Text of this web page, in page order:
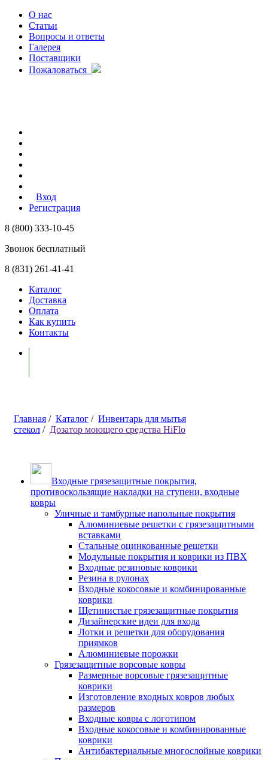
О нас
Статьи
Вопросы и ответы
Галерея
Поставщики
Пожаловаться
Вход
Регистрация
8 (800) 333-10-45
Звонок бесплатный
8 (831) 261-41-41
Каталог
Доставка
Оплата
Как купить
Контакты
Главная / Каталог / Инвентарь для мытья
стекол / Дозатор моющего средства HiFlo
Входные грязезащитные покрытия,
противоскользящие накладки на ступени, входные
ковры
Уличные и тамбурные напольные покрытия
Алюминиевые решетки с грязезащитными
вставками
Стальные оцинкованные решетки
Модульные покрытия и коврики из ПВХ
Входные резиновые коврики
Резина в рулонах
Входные кокосовые и комбинированные
коврики
Щетинистые грязезащитные покрытия
Дизайнерские идеи для входа
Лотки и решетки для оборудования
приямков
Алюминиевые порожки
Грязезащитные ворсовые ковры
Размерные ворсовые грязезащитные
коврики
Изготовление входных ковров любых
размеров
Входные ковры с логотипом
Входные кокосовые и комбинированные
коврики
Антибактериальные многослойные коврики